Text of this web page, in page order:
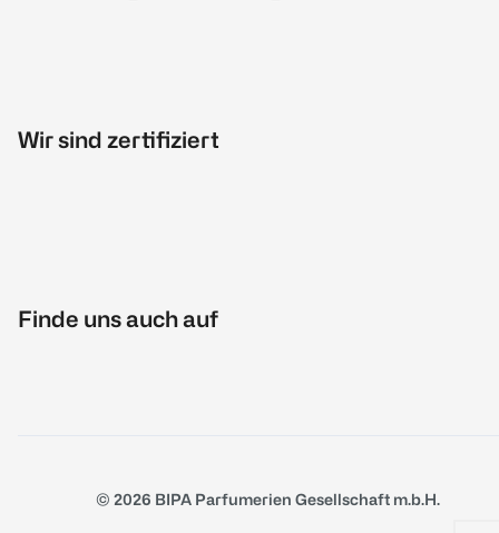
Wir sind zertifiziert
Finde uns auch auf
© 2026 BIPA Parfumerien Gesellschaft m.b.H.